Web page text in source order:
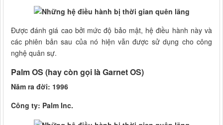
Được đánh giá cao bởi mức độ bảo mật, hệ điều hành này và
các phiên bản sau của nó hiện vẫn được sử dụng cho công
nghệ quân sự.
Palm OS (hay còn gọi là Garnet OS)
Năm ra đời: 1996
Công ty: Palm Inc.